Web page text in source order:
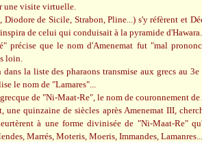
une visite virtuelle.
Diodore de Sicile, Strabon, Pline...) s'y réfèrent et
de celui qui conduisait à la pyramide d'Hawara.
précise que le nom d'Amenemat fut "mal
loin.
la liste des pharaons transmise aux grecs au
le nom de "Lamares"...
de "Ni-Maat-Re", le nom de couronnement
une quinzaine de siècles après Amenemat III,
à une forme divinisée de "Ni-Maat-Re"
Marrés, Moteris, Moeris, Immandes, Lamanres...